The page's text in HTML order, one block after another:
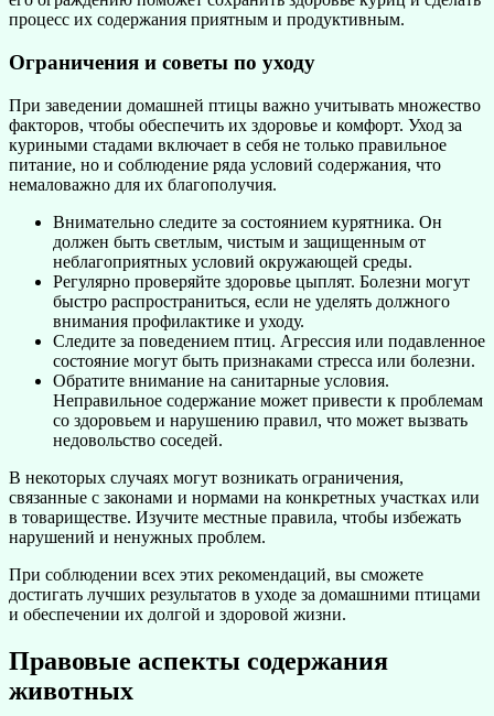
процесс их содержания приятным и продуктивным.
Ограничения и советы по уходу
При заведении домашней птицы важно учитывать множество
факторов, чтобы обеспечить их здоровье и комфорт. Уход за
куриными стадами включает в себя не только правильное
питание, но и соблюдение ряда условий содержания, что
немаловажно для их благополучия.
Внимательно следите за состоянием курятника. Он
должен быть светлым, чистым и защищенным от
неблагоприятных условий окружающей среды.
Регулярно проверяйте здоровье цыплят. Болезни могут
быстро распространиться, если не уделять должного
внимания профилактике и уходу.
Следите за поведением птиц. Агрессия или подавленное
состояние могут быть признаками стресса или болезни.
Обратите внимание на санитарные условия.
Неправильное содержание может привести к проблемам
со здоровьем и нарушению правил, что может вызвать
недовольство соседей.
В некоторых случаях могут возникать ограничения,
связанные с законами и нормами на конкретных участках или
в товариществе. Изучите местные правила, чтобы избежать
нарушений и ненужных проблем.
При соблюдении всех этих рекомендаций, вы сможете
достигать лучших результатов в уходе за домашними птицами
и обеспечении их долгой и здоровой жизни.
Правовые аспекты содержания
животных